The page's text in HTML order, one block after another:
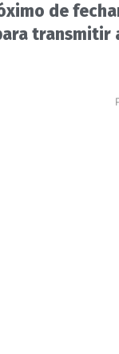
de
transmitir